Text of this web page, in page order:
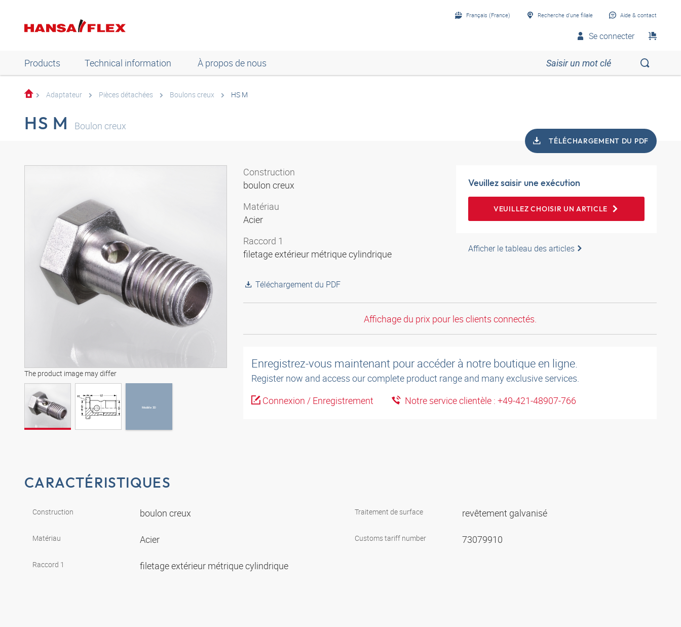
Français (France) Recherche d’une filiale Aide & contact
Se connecter
Products Technical information À propos de nous
Adaptateur Pièces détachées Boulons creux HS M
HS M Boulon creux
TÉLÉCHARGEMENT DU PDF
The product image may differ
Modèle 3D
Modèle 3D
Construction
boulon creux
Matériau
Acier
Raccord 1
filetage extérieur métrique cylindrique
Téléchargement du PDF
Veuillez saisir une exécution
VEUILLEZ CHOISIR UN ARTICLE
Afficher le tableau des articles
Affichage du prix pour les clients connectés.
Enregistrez-vous maintenant pour accéder à notre boutique en ligne.
Register now and access our complete product range and many exclusive services.
Connexion / Enregistrement
Notre service clientèle : +49-421-48907-766
CARACTÉRISTIQUES
Construction boulon creux
Matériau Acier
Raccord 1 filetage extérieur métrique cylindrique
Traitement de surface revêtement galvanisé
Customs tariff number 73079910